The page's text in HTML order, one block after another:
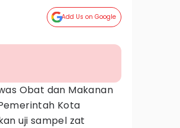
Add Us on Google
Obat dan Makanan
Kota
uji sampel zat